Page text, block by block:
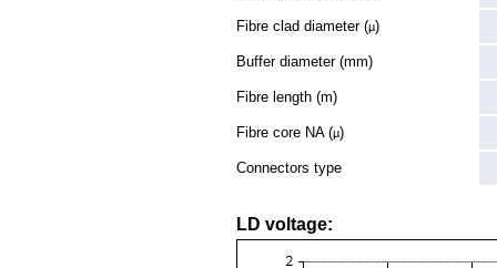
Fibre clad diameter (µ)
Buffer diameter (mm)
Fibre length (m)
Fibre core NA (µ)
Connectors type
LD voltage: